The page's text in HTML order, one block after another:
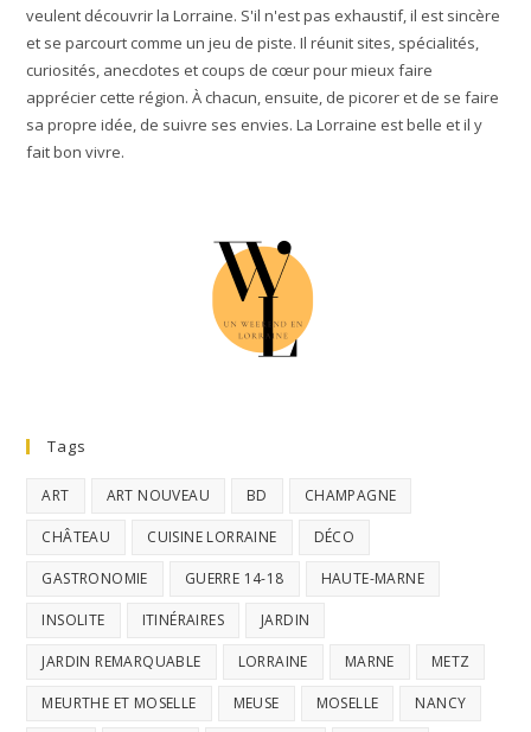
veulent découvrir la Lorraine. S'il n'est pas exhaustif, il est sincère
et se parcourt comme un jeu de piste. Il réunit sites, spécialités,
curiosités, anecdotes et coups de cœur pour mieux faire
apprécier cette région. À chacun, ensuite, de picorer et de se faire
sa propre idée, de suivre ses envies. La Lorraine est belle et il y
fait bon vivre.
Tags
ART ART NOUVEAU BD CHAMPAGNE
CHÂTEAU CUISINE LORRAINE DÉCO
GASTRONOMIE GUERRE 14-18 HAUTE-MARNE
INSOLITE ITINÉRAIRES JARDIN
JARDIN REMARQUABLE LORRAINE MARNE METZ
MEURTHE ET MOSELLE MEUSE MOSELLE NANCY